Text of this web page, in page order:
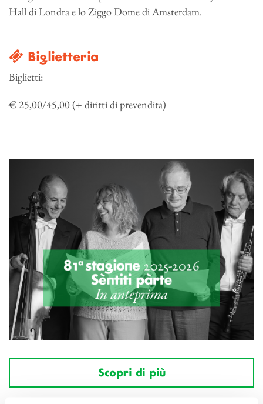
Hall di Londra e lo Ziggo Dome di Amsterdam.
Biglietteria
Biglietti:
€ 25,00/45,00 (+ diritti di prevendita)
Scopri di più